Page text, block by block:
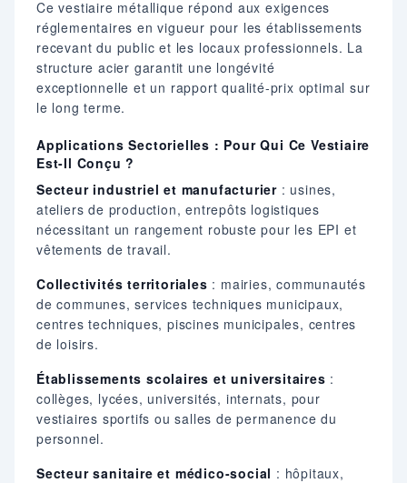
Ce vestiaire métallique répond aux exigences
réglementaires en vigueur pour les établissements
recevant du public et les locaux professionnels. La
structure acier garantit une longévité
exceptionnelle et un rapport qualité-prix optimal sur
le long terme.
Applications Sectorielles : Pour Qui Ce Vestiaire
Est-Il Conçu ?
Secteur industriel et manufacturier : usines,
ateliers de production, entrepôts logistiques
nécessitant un rangement robuste pour les EPI et
vêtements de travail.
Collectivités territoriales : mairies, communautés
de communes, services techniques municipaux,
centres techniques, piscines municipales, centres
de loisirs.
Établissements scolaires et universitaires :
collèges, lycées, universités, internats, pour
vestiaires sportifs ou salles de permanence du
personnel.
Secteur sanitaire et médico-social : hôpitaux,